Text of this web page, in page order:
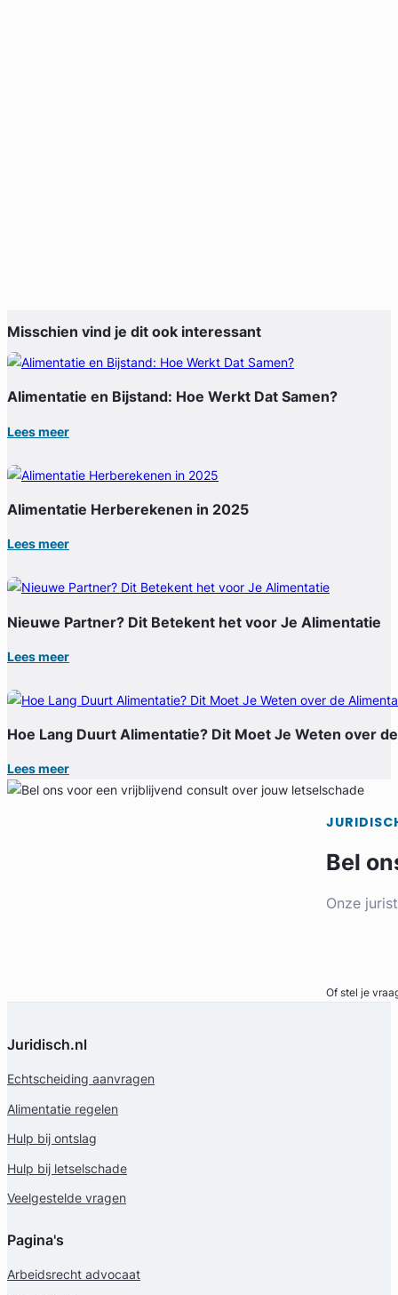
Misschien vind je dit ook interessant
Alimentatie en Bijstand: Hoe Werkt Dat Samen?
Lees meer
Alimentatie Herberekenen in 2025
Lees meer
Nieuwe Partner? Dit Betekent het voor Je Alimentatie
Lees meer
Hoe Lang Duurt Alimentatie? Dit Moet Je Weten over
Lees meer
Bel
Onze
Of stel je
Juridisch.nl
Echtscheiding aanvragen
Alimentatie regelen
Hulp bij ontslag
Hulp bij letselschade
Veelgestelde vragen
Pagina's
Arbeidsrecht advocaat